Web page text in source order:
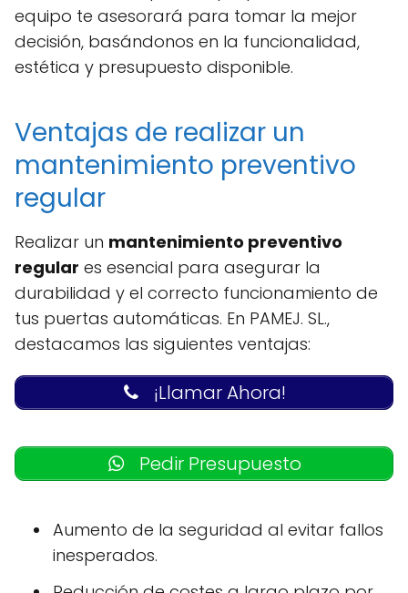
equipo te asesorará para tomar la mejor
decisión, basándonos en la funcionalidad,
estética y presupuesto disponible.
Ventajas de realizar un
mantenimiento preventivo
regular
Realizar un mantenimiento preventivo
regular es esencial para asegurar la
durabilidad y el correcto funcionamiento de
tus puertas automáticas. En PAMEJ. SL.,
destacamos las siguientes ventajas:
¡Llamar Ahora!
Pedir Presupuesto
Aumento de la seguridad al evitar fallos
inesperados.